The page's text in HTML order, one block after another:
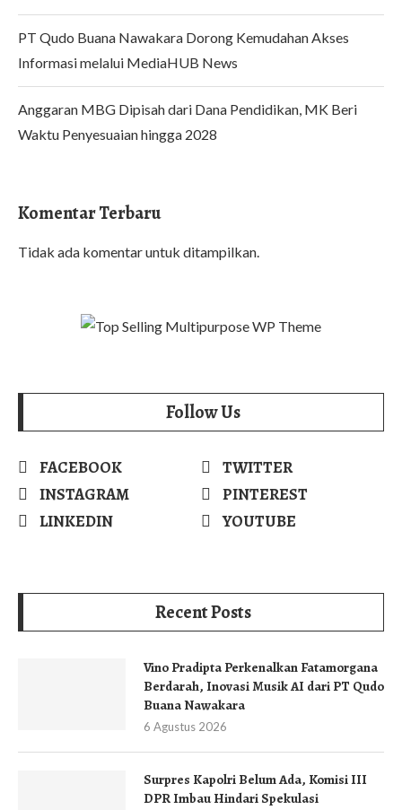
PT Qudo Buana Nawakara Dorong Kemudahan Akses
Informasi melalui MediaHUB News
Anggaran MBG Dipisah dari Dana Pendidikan, MK Beri
Waktu Penyesuaian hingga 2028
Komentar Terbaru
Tidak ada komentar untuk ditampilkan.
Follow Us
FACEBOOK
TWITTER
INSTAGRAM
PINTEREST
LINKEDIN
YOUTUBE
Recent Posts
Vino Pradipta Perkenalkan Fatamorgana
Berdarah, Inovasi Musik AI dari PT Qudo
Buana Nawakara
6 Agustus 2026
Surpres Kapolri Belum Ada, Komisi III
DPR Imbau Hindari Spekulasi